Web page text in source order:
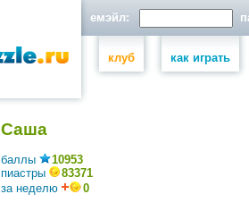
емэйл:
клуб как играть
Саша
баллы
10953
пиастры
83371
за неделю
0